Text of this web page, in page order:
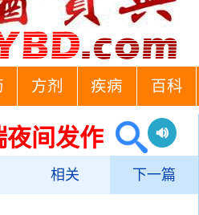
方剂 疾病 百科
夜间发作
相关 下一篇